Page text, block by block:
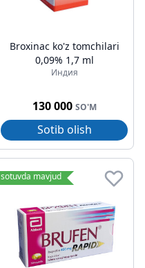
Broxinac ko'z tomchilari
0,09% 1,7 ml
Индия
130 000 SO'M
Sotib olish
sotuvda mavjud